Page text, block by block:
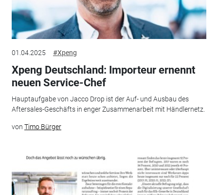
01.04.2025 #Xpeng
Xpeng Deutschland: Importeur ernennt
neuen Service-Chef
Hauptaufgabe von Jacco Drop ist der Auf- und Ausbau des
Aftersales-Geschäfts in enger Zusammenarbeit mit Händlernetz.
von Timo Bürger